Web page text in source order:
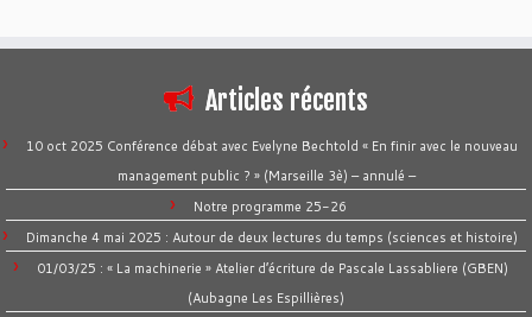
Articles récents
10 oct 2025 Conférence débat avec Evelyne Bechtold « En finir avec le nouveau
management public ? » (Marseille 3è) – annulé –
Notre programme 25-26
Dimanche 4 mai 2025 : Autour de deux lectures du temps (sciences et histoire)
01/03/25 : « La machinerie » Atelier d’écriture de Pascale Lassabliere (GBEN)
(Aubagne Les Espillières)